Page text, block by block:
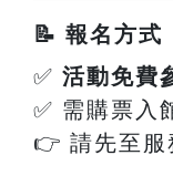
📝 報名方式
✅ 活動免費
✅ 需購票入
👉 請先至服